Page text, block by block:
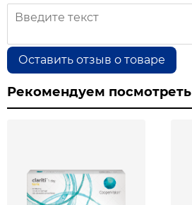
Оставить отзыв о товаре
Рекомендуем посмотреть